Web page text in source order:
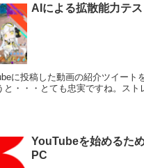
AIによる拡散能力テス
に投稿した動画の紹介ツイート
と・・・とても忠実ですね。スト
YouTubeを始めるた
PC